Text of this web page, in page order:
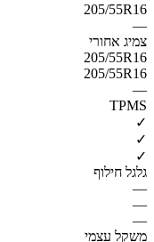
205/55R16
—
צמיג אחורי
205/55R16
205/55R16
—
TPMS
✓
✓
✓
גלגל חילוף
—
—
—
משקל עצמי